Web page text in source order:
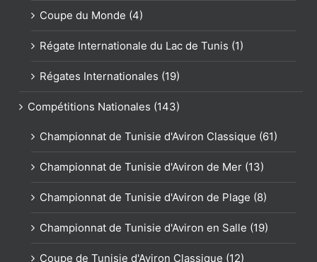
Coupe du Monde (4)
Régate Internationale du Lac de Tunis (1)
Régates Internationales (19)
Compétitions Nationales (143)
Championnat de Tunisie d'Aviron Classique (61)
Championnat de Tunisie d'Aviron de Mer (13)
Championnat de Tunisie d'Aviron de Plage (8)
Championnat de Tunisie d'Aviron en Salle (19)
Coupe de Tunisie d'Aviron Classique (12)